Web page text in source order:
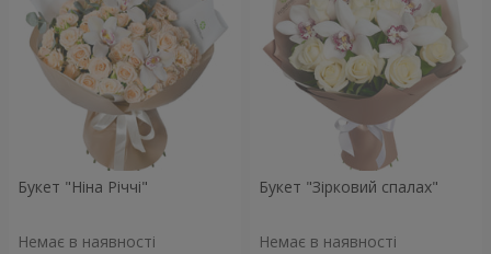
Букет "Ніна Річчі"
Немає в наявності
Букет "Зірковий спалах"
Немає в наявності